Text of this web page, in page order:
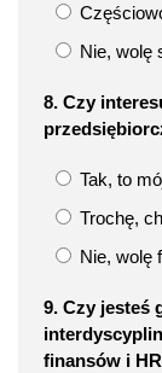
Nie, wolę
8. Czy
Tak, to
Trochę,
Nie, wolę
9. Czy jesteś
finansów i